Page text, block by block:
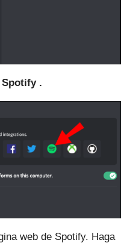
Spotify .
web de Spotify. Haga